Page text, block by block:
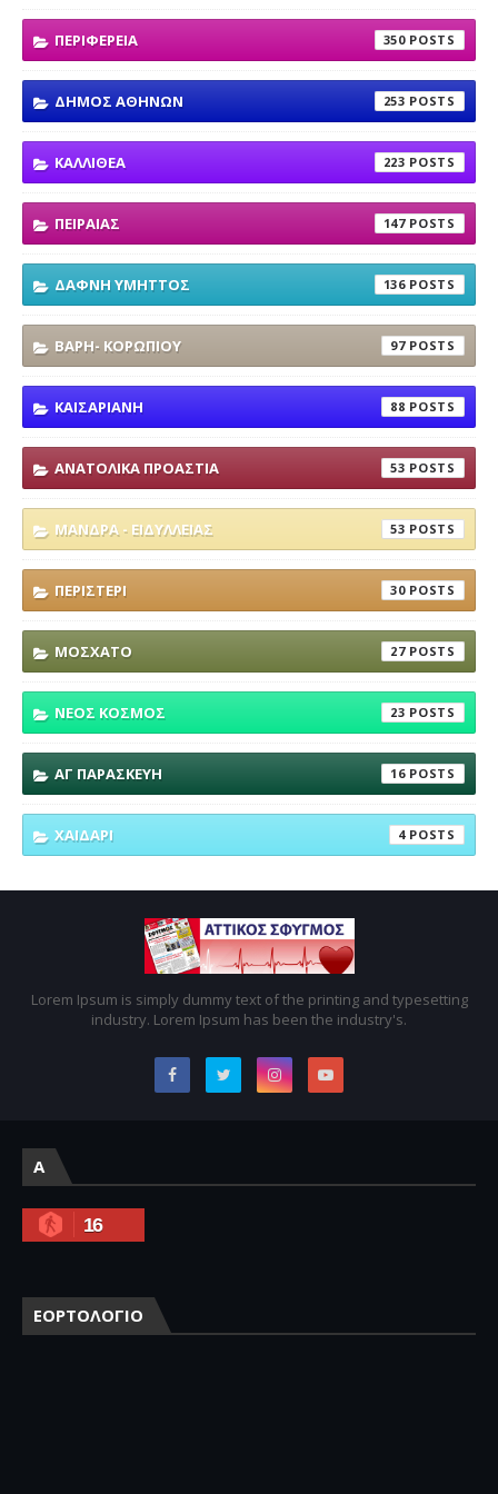
ΠΕΡΙΦΕΡΕΙΑ 350
ΔΗΜΟΣ ΑΘΗΝΩΝ 253
ΚΑΛΛΙΘΕΑ 223
ΠΕΙΡΑΙΑΣ 147
ΔΑΦΝΗ ΥΜΗΤΤΟΣ 136
ΒΑΡΗ- ΚΟΡΩΠΙΟΥ 97
ΚΑΙΣΑΡΙΑΝΗ 88
ΑΝΑΤΟΛΙΚΑ ΠΡΟΑΣΤΙΑ 53
ΜΑΝΔΡΑ - ΕΙΔΥΛΛΕΙΑΣ 53
ΠΕΡΙΣΤΕΡΙ 30
ΜΟΣΧΑΤΟ 27
ΝΕΟΣ ΚΟΣΜΟΣ 23
ΑΓ ΠΑΡΑΣΚΕΥΗ 16
ΧΑΙΔΑΡΙ 4
Lorem Ipsum is simply dummy text of the printing and typesetting
industry. Lorem Ipsum has been the industry's.
A
16
ΕΟΡΤΟΛΟΓΙΟ